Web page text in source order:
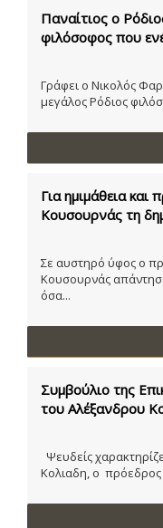
Παναίτιος ο
φιλόσοφος που
Γράφει ο Νικολός
μεγάλος Ρόδιος
Για ημιμάθεια και
Κουσουρνάς τη
Σε αυστηρό ύφος ο
Κουσουρνάς
όσα...
Συμβούλιο της
του Αλέξανδρου
Ψευδείς
Κολιαδη, ο πρόεδρος